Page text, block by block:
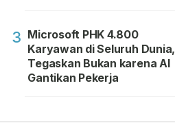
3 Microsoft PHK 4.800
Karyawan di Seluruh Dunia,
Tegaskan Bukan karena AI
Gantikan Pekerja